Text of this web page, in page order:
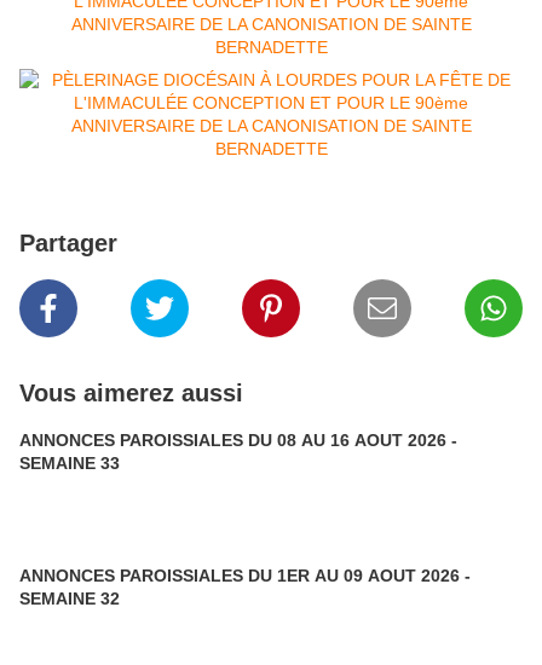
Partager
Vous aimerez aussi
ANNONCES PAROISSIALES DU 08 AU 16 AOUT 2026 -
SEMAINE 33
ANNONCES PAROISSIALES DU 1ER AU 09 AOUT 2026 -
SEMAINE 32